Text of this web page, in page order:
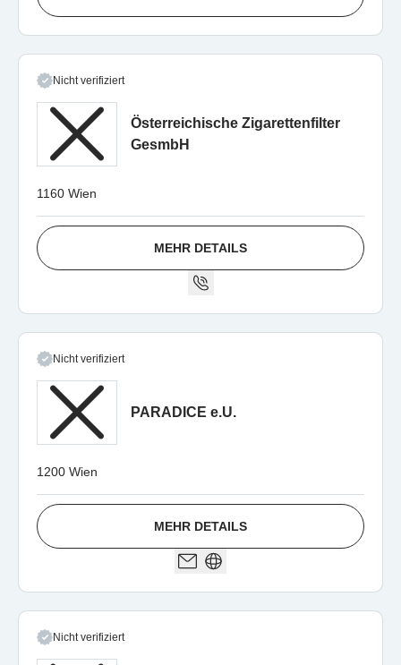
Nicht verifiziert
Österreichische Zigarettenfilter
GesmbH
1160 Wien
MEHR DETAILS
Nicht verifiziert
PARADICE e.U.
1200 Wien
MEHR DETAILS
Nicht verifiziert